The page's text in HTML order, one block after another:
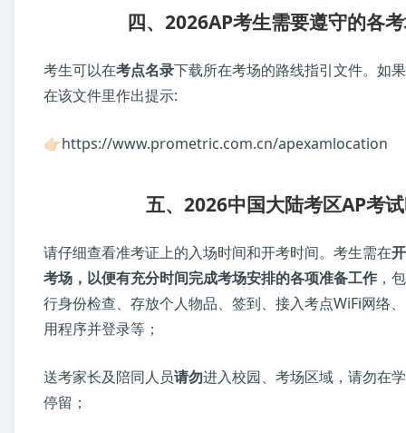
四、2026AP考生需要遵守的各
考生可以在考点名录下载所在考场的路线指引文件。如
在该文件里作出提示:
👉🏻https://www.prometric.com.cn/apexamlocation
五、2026中国大陆考区AP考
请仔细查看准考证上的入场时间和开考时间。考生需在
考场，以便有充分时间完成考场安排的各项准备工作 ，
行身份检查、存放个人物品、签到、接入考点WiFi网络
用程序并登录等；
送考家长及陪同人员请勿进入校园、考场区域，请勿在
停留；